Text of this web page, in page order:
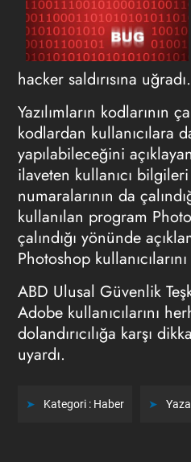
hacker saldırısına uğradı.
Yazılımların kodlarının
kodlardan kullanıcılara
yapılabileceğini
ilaveten kullanıcı
numaralarının da
kullanılan program
çalındığı yönünde
Photoshop
ABD Ulusal Güvenlik
Adobe kullanıcılarını
dolandırıcılığa karşı
uyardı.
Kategori : Haber